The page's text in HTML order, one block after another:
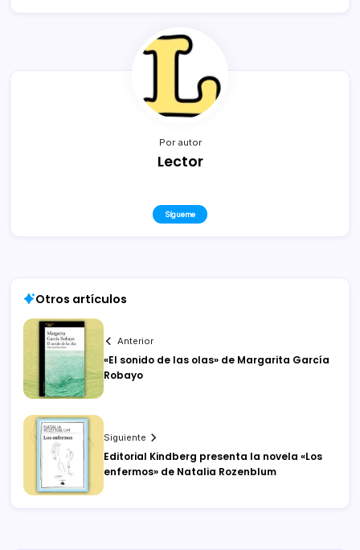
Por autor
Lector
Sígueme
Otros artículos
Anterior
«El sonido de las olas» de Margarita García
Robayo
Siguiente
Editorial Kindberg presenta la novela «Los
enfermos» de Natalia Rozenblum